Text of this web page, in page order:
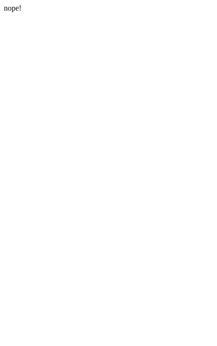
nope!